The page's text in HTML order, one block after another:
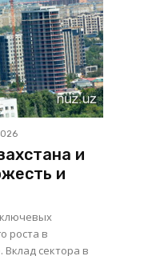
и
и
роста в
Вклад сектора в